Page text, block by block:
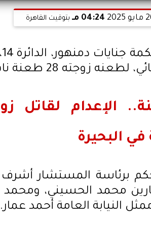
04:24 مـ بتوقيت القاهرة
زوجته 28 طعنة نافذة أمام أبنائها.
طعنة.. الإعدام لقاتل
البحيرة
برئاسة المستشار
محمد الحسيني، ومحمد
النيابة العامة أحمد عمار.